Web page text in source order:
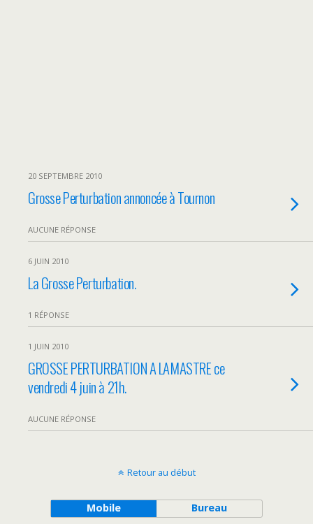
20 SEPTEMBRE 2010
Grosse Perturbation annoncée à Tournon
AUCUNE RÉPONSE
6 JUIN 2010
La Grosse Perturbation.
1 RÉPONSE
1 JUIN 2010
GROSSE PERTURBATION A LAMASTRE ce
vendredi 4 juin à 21h.
AUCUNE RÉPONSE
Retour au début
Mobile Bureau